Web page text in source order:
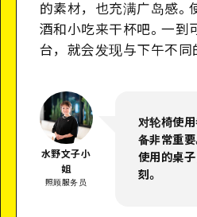
的素材，也充满广岛感。
酒和小吃来干杯吧。一到
台，就会发现与下午不同
水野文子小
姐
照顾服务员
对轮椅使
备非常重
使用的桌
刻。